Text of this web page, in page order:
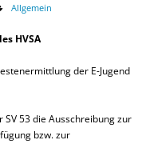
Allgemein
HVSA
der E-Jugend
SV 53 die Ausschreibung zur
bzw. zur